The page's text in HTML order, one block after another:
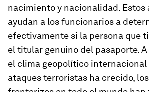
nacimiento y nacionalidad. Estos
ayudan a los funcionarios a
efectivamente si la persona que
el titular genuino del pasaporte. A
el clima geopolítico internacional
ataques terroristas ha crecido,